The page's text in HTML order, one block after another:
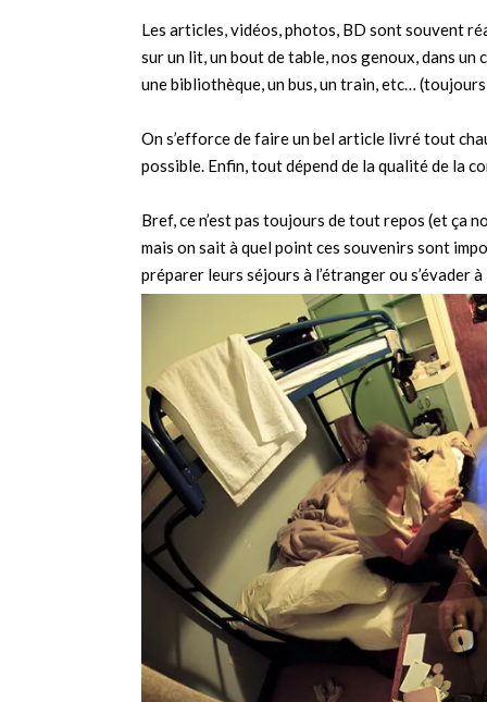
Les articles, vidéos, photos, BD sont souvent
sur un lit, un bout de table, nos genoux, dans
une bibliothèque, un bus, un train, etc…
On s’efforce de faire un bel article livré tout
possible. Enfin, tout dépend de la qualité de la
Bref, ce n’est pas toujours de tout repos (et
mais on sait à quel point ces souvenirs sont
préparer leurs séjours à l’étranger ou s’évader